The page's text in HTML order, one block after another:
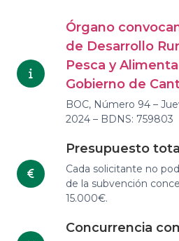
Órgano
de Desarrollo
Pesca y
Gobierno de
BOC, Número 94 –
2024 – BDNS: 759803
Presupuesto
Cada solicitante no
de la subvención
15.000€.
Concurrencia